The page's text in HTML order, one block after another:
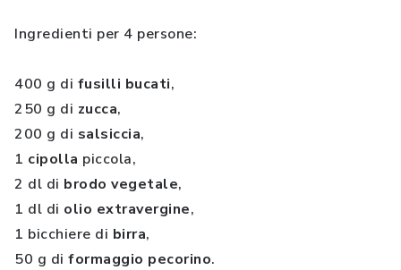
Ingredienti per 4 persone:
400 g di fusilli bucati,
250 g di zucca,
200 g di salsiccia,
1 cipolla piccola,
2 dl di brodo vegetale,
1 dl di olio extravergine,
1 bicchiere di birra,
50 g di formaggio pecorino.